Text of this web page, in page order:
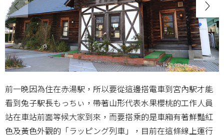
前一晚因為住在赤湯駅，所以要從這邊搭電車到宮內駅才能
看到兔子駅長もっちぃ，帶著山形代表水果櫻桃的工作人員
站在車站前面等候大家到來，而要搭乘的是車廂有著鮮豔紅
色及黃色外觀的「ラッピング列車」，目前在這條線上運行